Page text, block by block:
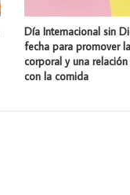
Día Internacional sin
fecha para promover
corporal y una
con la comida